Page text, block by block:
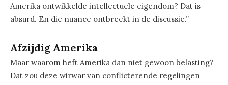
Amerika ontwikkelde intellectuele eigendom? Dat is
absurd. En die nuance ontbreekt in de discussie.”
Afzijdig Amerika
Maar waarom heft Amerika dan niet gewoon belasting?
Dat zou deze wirwar van conflicterende regelingen